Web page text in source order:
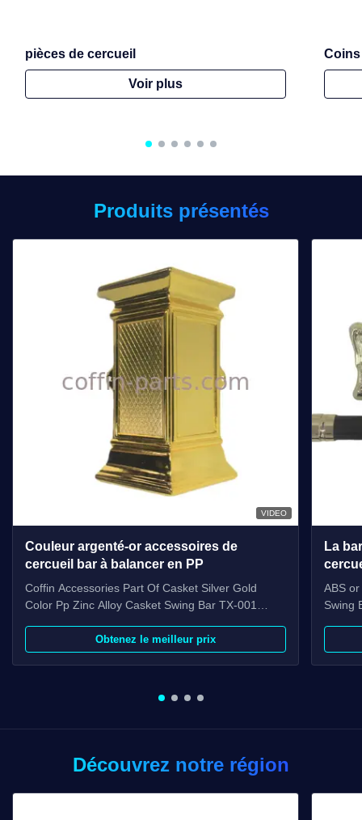
pièces de cercueil
Voir plus
Produits présentés
VIDEO
Couleur argenté-or accessoires de
cercueil bar à balancer en PP
Coffin Accessories Part Of Casket Silver Gold
Color Pp Zinc Alloy Casket Swing Bar TX-001
Plastic(PP,ABS) Color Gold, silver, copper, as your
order Delivery Time 30 days after the order
Obtenez le meilleur prix
La
ABS
Swing
Name
Découvrez notre région